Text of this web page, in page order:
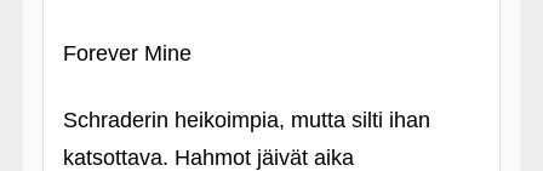
Forever Mine
Schraderin heikoimpia, mutta silti ihan
katsottava. Hahmot jäivät aika